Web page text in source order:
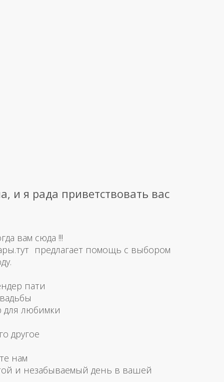
и я рада приветствовать вас
вам сюда !!!
предлагает помощь с выбором
пати
для любимки
другое
нам
и незабываемый день в вашей